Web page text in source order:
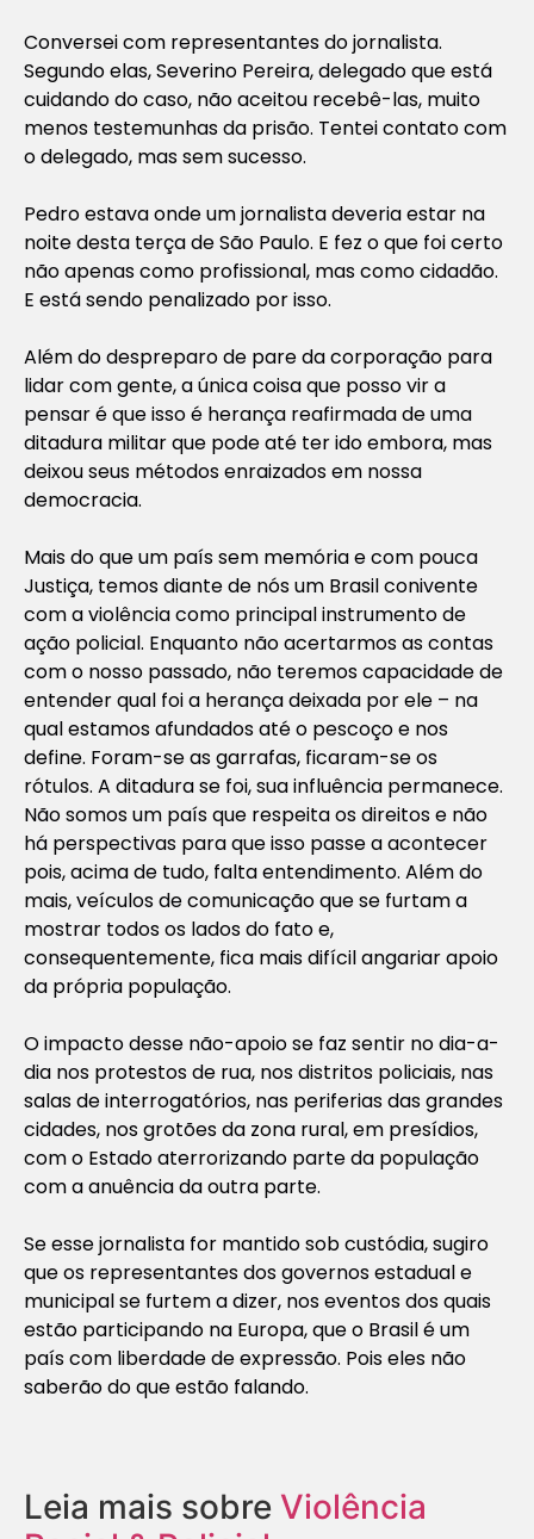
Conversei com representantes do jornalista.
Segundo elas, Severino Pereira, delegado que está
cuidando do caso, não aceitou recebê-las, muito
menos testemunhas da prisão. Tentei contato com
o delegado, mas sem sucesso.
Pedro estava onde um jornalista deveria estar na
noite desta terça de São Paulo. E fez o que foi certo
não apenas como profissional, mas como cidadão.
E está sendo penalizado por isso.
Além do despreparo de pare da corporação para
lidar com gente, a única coisa que posso vir a
pensar é que isso é herança reafirmada de uma
ditadura militar que pode até ter ido embora, mas
deixou seus métodos enraizados em nossa
democracia.
Mais do que um país sem memória e com pouca
Justiça, temos diante de nós um Brasil conivente
com a violência como principal instrumento de
ação policial. Enquanto não acertarmos as contas
com o nosso passado, não teremos capacidade de
entender qual foi a herança deixada por ele – na
qual estamos afundados até o pescoço e nos
define. Foram-se as garrafas, ficaram-se os
rótulos. A ditadura se foi, sua influência permanece.
Não somos um país que respeita os direitos e não
há perspectivas para que isso passe a acontecer
pois, acima de tudo, falta entendimento. Além do
mais, veículos de comunicação que se furtam a
mostrar todos os lados do fato e,
consequentemente, fica mais difícil angariar apoio
da própria população.
O impacto desse não-apoio se faz sentir no dia-a-
dia nos protestos de rua, nos distritos policiais, nas
salas de interrogatórios, nas periferias das grandes
cidades, nos grotões da zona rural, em presídios,
com o Estado aterrorizando parte da população
com a anuência da outra parte.
Se esse jornalista for mantido sob custódia, sugiro
que os representantes dos governos estadual e
municipal se furtem a dizer, nos eventos dos quais
estão participando na Europa, que o Brasil é um
país com liberdade de expressão. Pois eles não
saberão do que estão falando.
Leia mais sobre Violência